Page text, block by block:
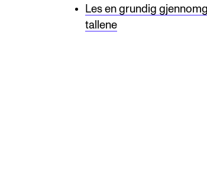
Les en grundig
tallene